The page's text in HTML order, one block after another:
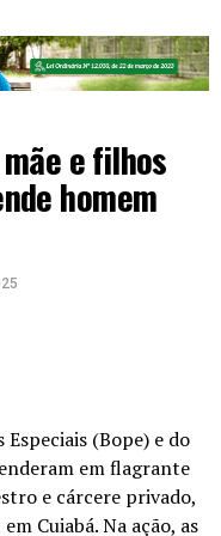
e filhos
homem
(Bope) e do
em flagrante
e cárcere privado,
Cuiabá. Na ação, as